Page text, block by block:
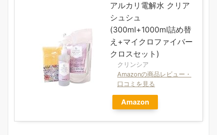
アルカリ電解水 クリア
シュシュ
(300ml+1000ml詰め替
え+マイクロファイバー
クロスセット)
クリンシア
Amazonの商品レビュー・
口コミを見る
Amazon